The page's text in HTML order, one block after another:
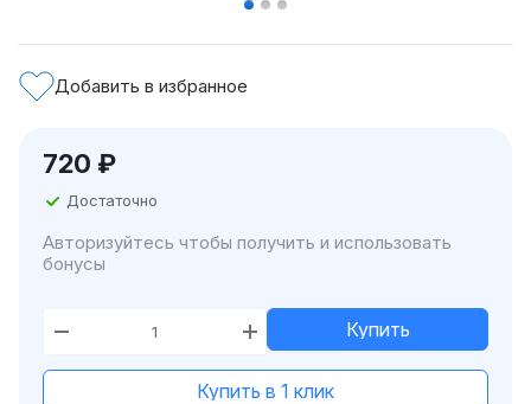
Добавить в избранное
720 ₽
Достаточно
Авторизуйтесь чтобы получить и использовать
бонусы
Купить
Купить в 1 клик